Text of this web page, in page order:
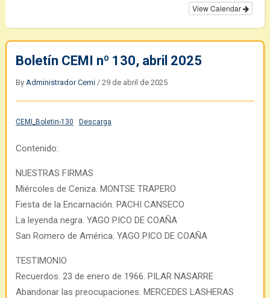
View Calendar
Boletín CEMI nº 130, abril 2025
By Administrador Cemi/ 29 de abril de 2025
CEMI_Boletin-130 Descarga
Contenido:
NUESTRAS FIRMAS
Miércoles de Ceniza. MONTSE TRAPERO
Fiesta de la Encarnación. PACHI CANSECO
La leyenda negra. YAGO PICO DE COAÑA
San Romero de América. YAGO PICO DE COAÑA
TESTIMONIO
Recuerdos. 23 de enero de 1966. PILAR NASARRE
Abandonar las preocupaciones. MERCEDES LASHERAS